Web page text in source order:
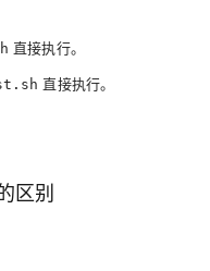
直接执行。
直接执行。
区别